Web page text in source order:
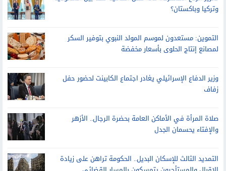
زفاف
والإفتاء يحسمان الجدل
الإقبال والمستأجرون يتمسكون بالمسار القضائي